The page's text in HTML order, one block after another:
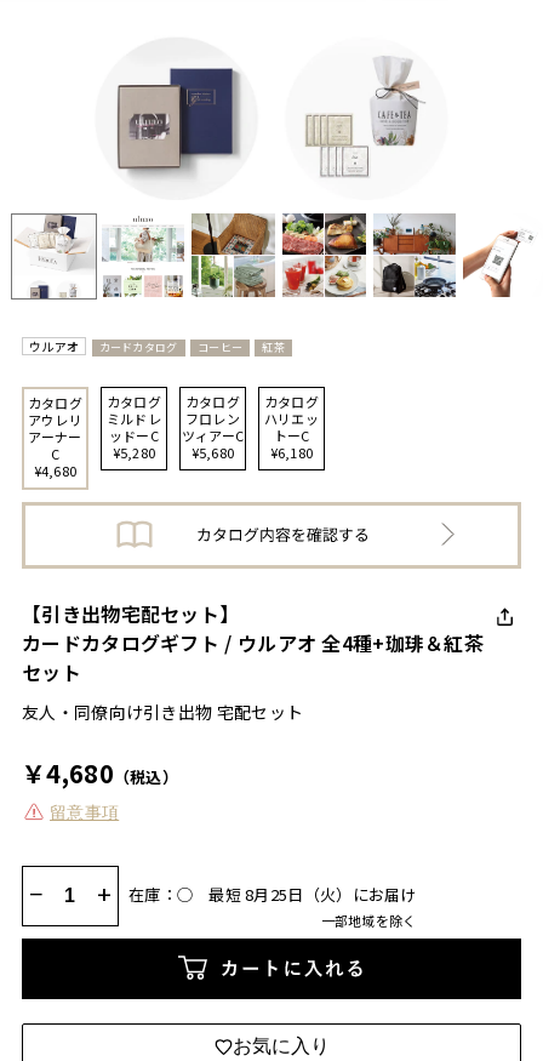
ウルアオ カードカタログ コーヒー 紅茶
カタログ
アウレリ
アーナー
C
¥4,680
カタログ
ミルドレ
ッドーC
¥5,280
カタログ
フロレン
ツィアーC
¥5,680
カタログ
ハリエッ
トーC
¥6,180
【引き出物宅配セット】
カードカタログギフト / ウルアオ 全4種+珈琲＆紅茶
セット
友人・同僚向け引き出物 宅配セット
￥4,680 （税込）
留意事項
− + 在庫：◯ 最短 8月25日（火）にお届け
一部地域を除く
カートに入れる
お気に入り